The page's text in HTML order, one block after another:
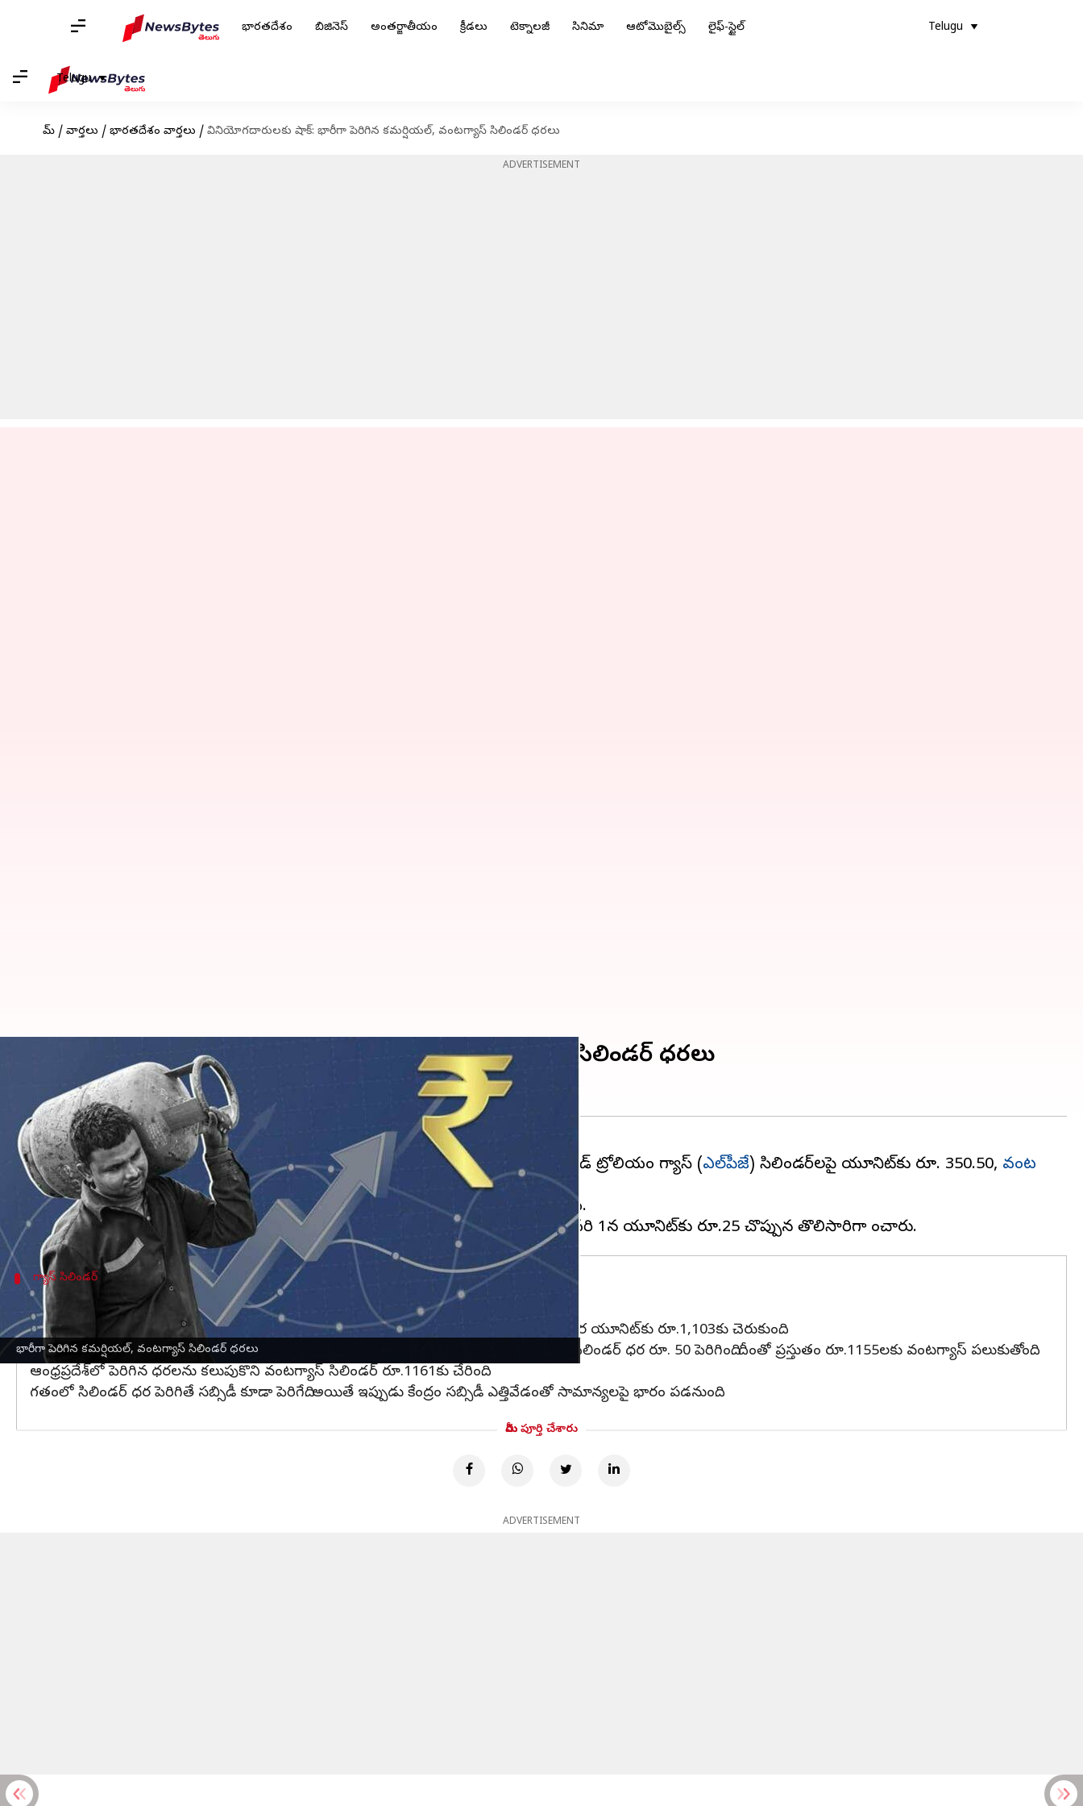
భారతదేశం బిజినెస్ అంతర్జాతీయం క్రీడలు టెక్నాలజీ సినిమా ఆటోమొబైల్స్ లైఫ్-స్టైల్ Telugu
Telugu
హోమ్ / వార్తలు / భారతదేశం వార్తలు / వినియోగదారులకు షాక్: భారీగా పెరిగిన కమర్షియల్‌, వంటగ్యాస్‌ సిలిండర్ ధరలు
ADVERTISEMENT
భారీగా పెరిగిన కమర్షియల్‌, వంటగ్యాస్‌ సిలిండర్ ధరలు
వినియోగదారులకు షాక్: భారీగా పెరిగిన కమర్షియల్‌, వంటగ్యాస్‌ సిలిండర్ ధరలు
Stalin Mar 01, 2023 08:50 am
ఈ వార్తాకథనం ఏంటి
పెట్రోలియం, చమురు మార్కెటింగ్ కంపెనీలు వినియోగదారులకు భారీ షాకిచ్చాయి. వాణిజ్య లిక్విడ్ పెట్రోలియం గ్యాస్ (ఎల్‌పీజే) సిలిండర్‌లపై యూనిట్‌కు రూ. 350.50, వంట
గ్యాస్‌సిలిండర్‌పై యూనిట్‌కు రూ.50 చొప్పున పెంచాయి.
పెంచిన ధరలు బుధవారం నుంచి తక్షణమే అమల్లోకి వస్తాయని చమురు సంస్థలు వెల్లడించాయి.
గ్యాస్ సిలిండర్
తెలంగాణ, ఆంధ్రప్రదేశ్‌లో ధరలు ఇలా ఉన్నాయి
దిల్లీలో వాణిజ్య ఎల్‌పీజీ సిలిండర్ ధర యూనిట్‌కు రూ. 2,119.50 కాగా, డొమెస్టిక్ ఎల్‌పీజీ సిలిండర్ ధర యూనిట్‌కు రూ.1,103కు చెరుకుంది.
తెలుగు రాష్ట్రాల్లో 8 నెలల తర్వాత వంటగ్యాస్ ధరలు పెరగడం పెరిగాయి. హైదరాబాద్‌లో డొమెస్టిక్ సిలిండర్ ధర రూ. 50 పెరిగింది. దీంతో ప్రస్తుతం రూ.1155లకు వంటగ్యాస్ పలుకుతోంది.
ఆంధ్రప్రదేశ్‌లో పెరిగిన ధరలను కలుపుకొని వంటగ్యాస్ సిలిండర్ రూ.1161కు చేరింది.
గతంలో సిలిండర్ ధర పెరిగితే సబ్సిడీ కూడా పెరిగేది. అయితే ఇప్పుడు కేంద్రం సబ్సిడీ ఎత్తివేడంతో సామాన్యలపై భారం పడనుంది.
మీరు పూర్తి చేశారు
ADVERTISEMENT